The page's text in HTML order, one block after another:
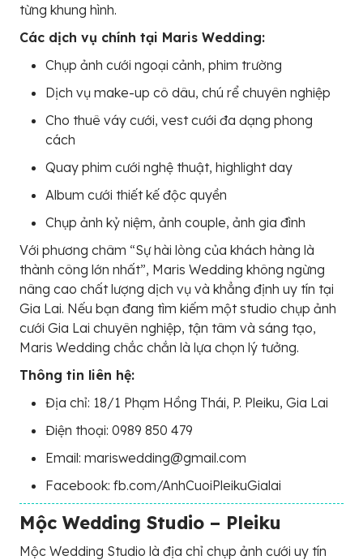
từng khung hình.
Các dịch vụ chính tại Maris Wedding:
Chụp ảnh cưới ngoại cảnh, phim trường
Dịch vụ make-up cô dâu, chú rể chuyên nghiệp
Cho thuê váy cưới, vest cưới đa dạng phong
cách
Quay phim cưới nghệ thuật, highlight day
Album cưới thiết kế độc quyền
Chụp ảnh kỷ niệm, ảnh couple, ảnh gia đình
Với phương châm “Sự hài lòng của khách hàng là
thành công lớn nhất”, Maris Wedding không ngừng
nâng cao chất lượng dịch vụ và khẳng định uy tín tại
Gia Lai. Nếu bạn đang tìm kiếm một studio chụp ảnh
cưới Gia Lai chuyên nghiệp, tận tâm và sáng tạo,
Maris Wedding chắc chắn là lựa chọn lý tưởng.
Thông tin liên hệ:
Địa chỉ: 18/1 Phạm Hồng Thái, P. Pleiku, Gia Lai
Điện thoại: 0989 850 479
Email: mariswedding@gmail.com
Facebook: fb.com/AnhCuoiPleikuGialai
Mộc Wedding Studio – Pleiku
Mộc Wedding Studio là địa chỉ chụp ảnh cưới uy tín